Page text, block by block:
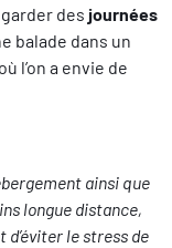
des journées
balade dans un
l’on a envie de
ainsi que
longue distance,
d’éviter le stress de